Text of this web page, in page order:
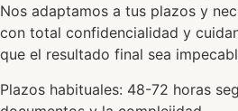
Nos adaptamos a tus plazos y
con total confidencialidad y
que el resultado final sea
Plazos habituales: 48-72 horas